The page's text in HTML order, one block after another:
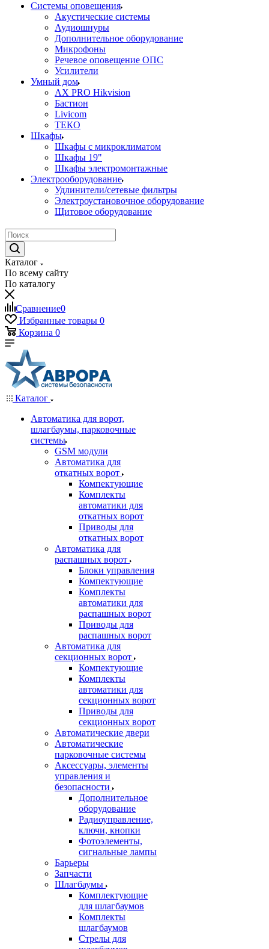
Системы оповещения
Акустические системы
Аудиошнуры
Дополнительное оборудование
Микрофоны
Речевое оповещение ОПС
Усилители
Умный дом
AX PRO Hikvision
Бастион
Livicom
ТЕКО
Шкафы
Шкафы с микроклиматом
Шкафы 19"
Шкафы электромонтажные
Электрооборудование
Удлинители/сетевые фильтры
Электроустановочное оборудование
Щитовое оборудование
Каталог
По всему сайту
По каталогу
Сравнение0
Избранные товары 0
Корзина 0
Каталог
Автоматика для ворот,
шлагбаумы, парковочные
системы
GSM модули
Автоматика для
откатных ворот
Компектующие
Комплекты
автоматики для
откатных ворот
Приводы для
откатных ворот
Автоматика для
распашных ворот
Блоки управления
Компектующие
Комплекты
автоматики для
распашных ворот
Приводы для
распашных ворот
Автоматика для
секционных ворот
Компектующие
Комплекты
автоматики для
секционных ворот
Приводы для
секционных ворот
Автоматические двери
Автоматические
парковочные системы
Аксессуары, элементы
управления и
безопасности
Дополнительное
оборудование
Радиоуправление,
ключи, кнопки
Фотоэлементы,
сигнальные лампы
Барьеры
Запчасти
Шлагбаумы
Комплектующие
для шлагбаумов
Комплекты
шлагбаумов
Стрелы для